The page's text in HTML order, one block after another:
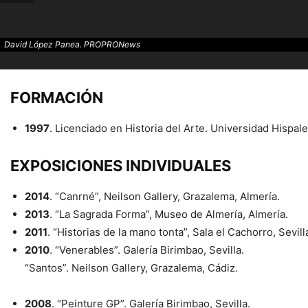
David López Panea. PROPRONews
David López Panea. PROPRONews
FORMACIÓN
1997. Licenciado en Historia del Arte. Universidad
EXPOSICIONES INDIVIDUALES
2014. “Canrné”, Neilson Gallery, Grazalema, Almería.
2013. “La Sagrada Forma”, Museo de Almería, Almería.
2011. “Historias de la mano tonta”, Sala el Cachorro,
2010. “Venerables”. Galería Birimbao, Sevilla.
“Santos”. Neilson Gallery, Grazalema, Cádiz.
2008. “Peinture GP”. Galería Birimbao, Sevilla.